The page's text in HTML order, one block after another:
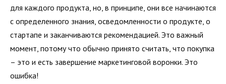
для каждого продукта, но, в принципе, они все начинаются
с определенного знания, осведомленности о продукте, о
стартапе и заканчиваются рекомендацией. Это важный
момент, потому что обычно принято считать, что покупка
– это и есть завершение маркетинговой воронки. Это
ошибка!